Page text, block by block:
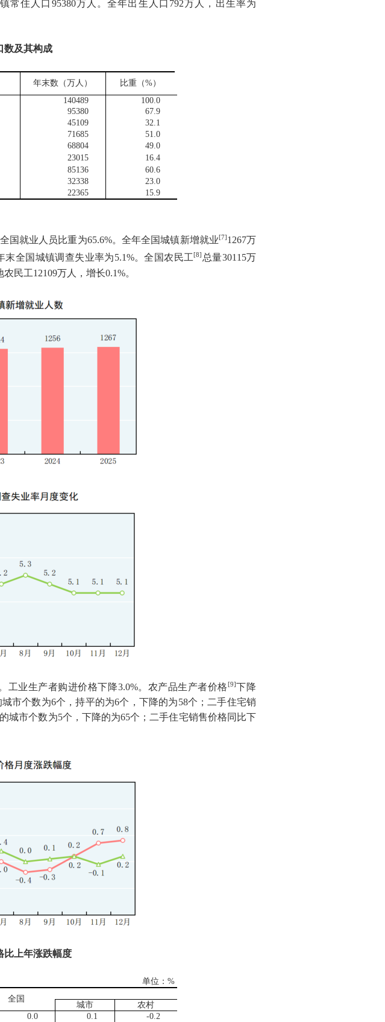
常住人口 95380万人。全年出生人口 792万人，出生率为
数及其构成
年末数（万人） 比重（%）
140489
100.0
95380
67.9
45109
32.1
71685
51.0
68804
49.0
23015
16.4
85136
60.6
32338
23.0
22365 15.9
国就业人员比重为65.6%。全年全国城镇新增就业[7] 1267万
末全国城镇调查失业率为5.1%。全国农民工 [8] 总量30115万
农民工12109万人，增长0.1%。
工业生产者购进价格下降3.0%。农产品生产者价格 [9]下降
市个数为6个，持平的为6个，下降的为58个；二手住宅销
城市个数为5个，下降的为65个；二手住宅销售价格同比下
比上年涨跌幅度
单位： %
全国
城市
农村
0.0 0.1 -0.2